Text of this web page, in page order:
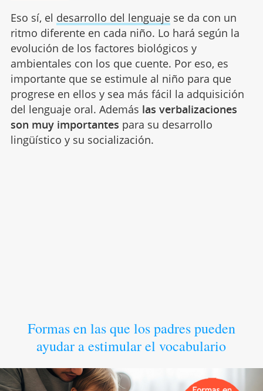
Eso sí, el desarrollo del lenguajese da con un
ritmo diferente en cada niño. Lo hará según la
evolución de los factores biológicos y
ambientales con los que cuente. Por eso, es
importante que se estimule al niño para que
progrese en ellos y sea más fácil la adquisición
del lenguaje oral. Además las verbalizaciones
son muy importantes para su desarrollo
lingüístico y su socialización.
Formas en las que los padres pueden
ayudar a estimular el vocabulario